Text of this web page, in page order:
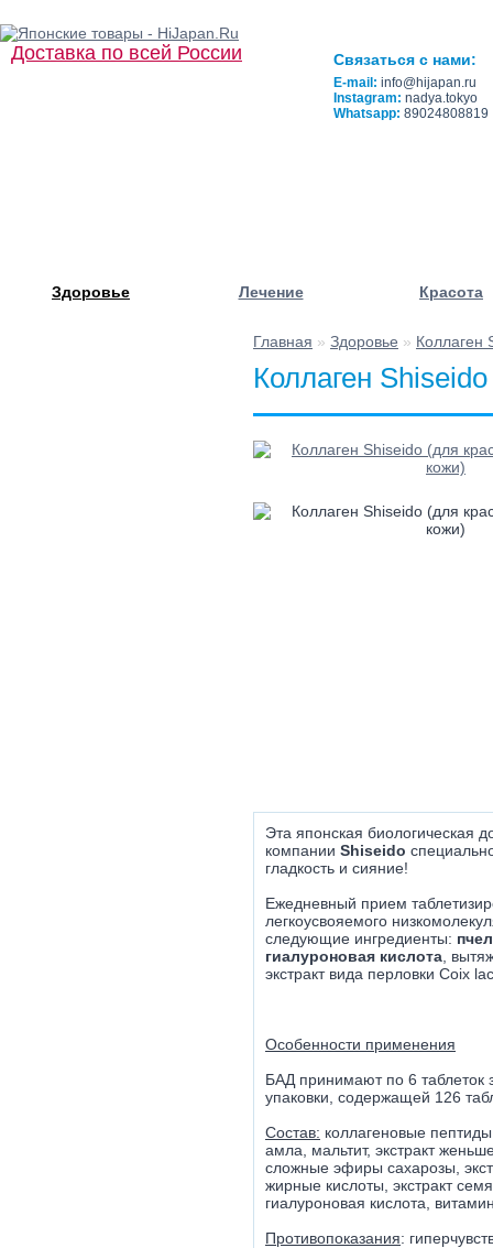
Доставка по всей России Связаться с нами:
E-mail: info@hijapan.ru
Instagram: nadya.tokyo
Whatsapp: 89024808819
Здоровье Лечение Красота
Главная » Здоровье » Коллаген
Коллаген
Эта японская биологическая
компании Shiseido
гладкость и сияние!
Ежедневный прием
легкоусвояемого
следующие ингредиенты:
гиалуроновая кислота ,
экстракт вида перловки Coix
Особенности применения
БАД принимают по 6 таблеток
упаковки, содержащей 126
Состав: коллагеновые
амла, мальтит, экстракт
сложные эфиры сахарозы,
жирные кислоты, экстракт
гиалуроновая кислота,
Противопоказания: